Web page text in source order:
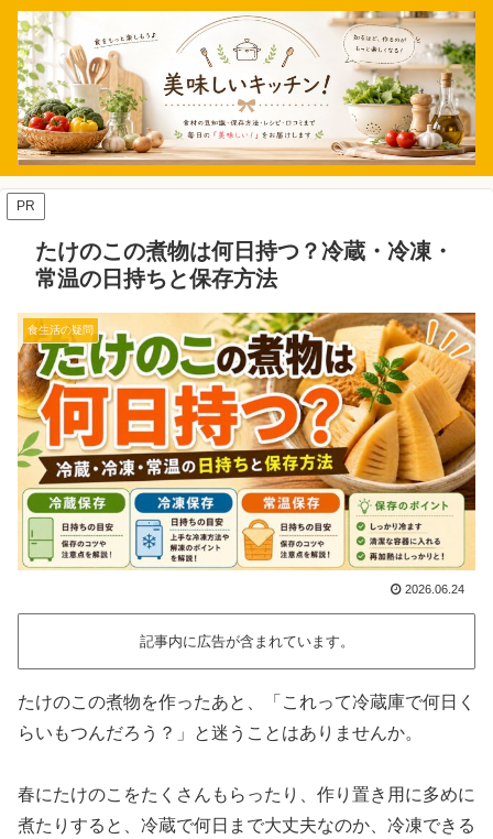
PR
たけのこの煮物は何日持つ？冷蔵・冷凍・
常温の日持ちと保存方法
食生活の疑問
2026.06.24
記事内に広告が含まれています。
たけのこの煮物を作ったあと、「これって冷蔵庫で何日く
らいもつんだろう？」と迷うことはありませんか。
春にたけのこをたくさんもらったり、作り置き用に多めに
煮たりすると、冷蔵で何日まで大丈夫なのか、冷凍できる